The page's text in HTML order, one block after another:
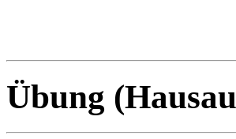
Übung